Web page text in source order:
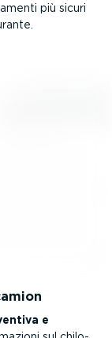
più sicuri
e